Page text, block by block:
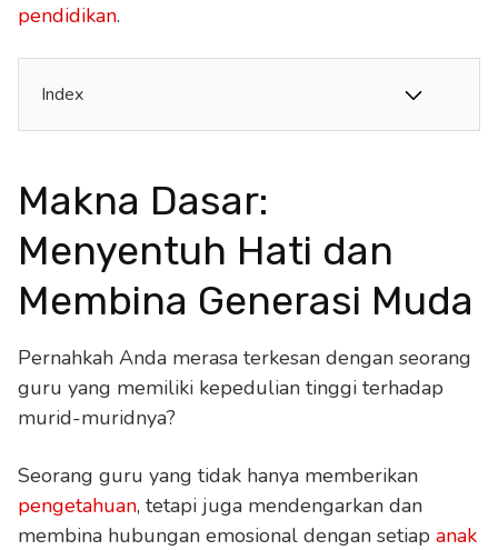
pendidikan.
Index
Makna Dasar:
Menyentuh Hati dan
Membina Generasi Muda
Pernahkah Anda merasa terkesan dengan seorang
guru yang memiliki kepedulian tinggi terhadap
murid-muridnya?
Seorang guru yang tidak hanya memberikan
pengetahuan, tetapi juga mendengarkan dan
membina hubungan emosional dengan setiap anak